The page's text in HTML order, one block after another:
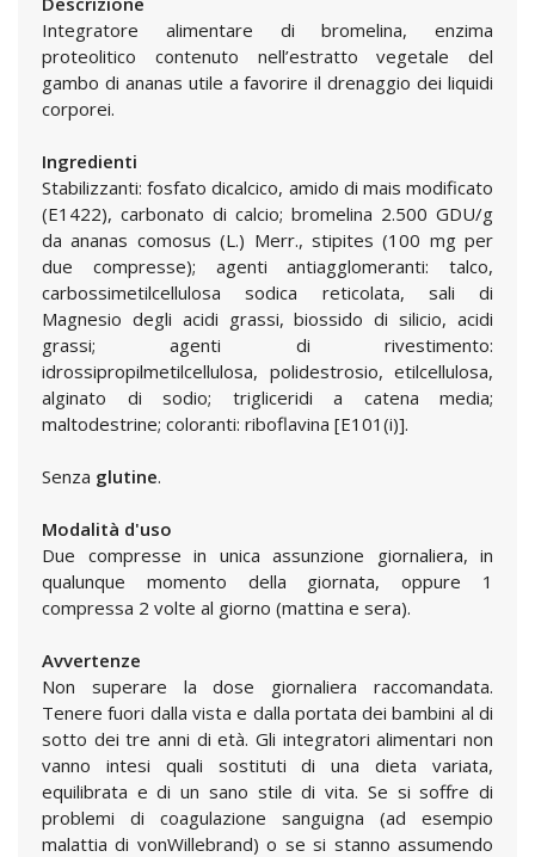
Integratore alimentare di bromelina, enzima
proteolitico contenuto nell’estratto vegetale del
gambo di ananas utile a favorire il drenaggio dei liquidi
corporei.
Ingredienti
Stabilizzanti: fosfato dicalcico, amido di mais modificato
(E1422), carbonato di calcio; bromelina 2.500 GDU/g
da ananas comosus (L.) Merr., stipites (100 mg per
due compresse); agenti antiagglomeranti: talco,
carbossimetilcellulosa sodica reticolata, sali di
Magnesio degli acidi grassi, biossido di silicio, acidi
grassi; agenti di rivestimento:
idrossipropilmetilcellulosa, polidestrosio, etilcellulosa,
alginato di sodio; trigliceridi a catena media;
maltodestrine; coloranti: riboflavina [E101(i)].
Senza glutine.
Modalità d'uso
Due compresse in unica assunzione giornaliera, in
qualunque momento della giornata, oppure 1
compressa 2 volte al giorno (mattina e sera).
Avvertenze
Non superare la dose giornaliera raccomandata.
Tenere fuori dalla vista e dalla portata dei bambini al di
sotto dei tre anni di età. Gli integratori alimentari non
vanno intesi quali sostituti di una dieta variata,
equilibrata e di un sano stile di vita. Se si soffre di
problemi di coagulazione sanguigna (ad esempio
malattia di vonWillebrand) o se si stanno assumendo